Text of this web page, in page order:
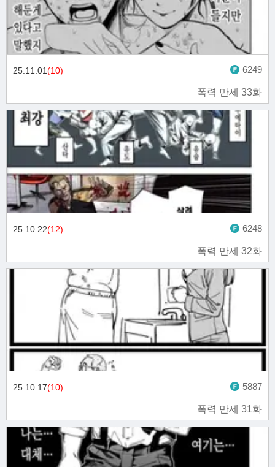
폭력 만세 33화
25.11.01(10) 6249
폭력 만세 32화
25.10.22(12) 6248
폭력 만세 31화
25.10.17(10) 5887